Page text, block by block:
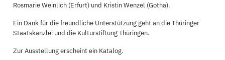
Rosmarie Weinlich (Erfurt) und Kristin Wenzel (Gotha).
Ein Dank für die freundliche Unterstützung geht an die Thüringer
Staatskanzlei und die Kulturstiftung Thüringen.
Zur Ausstellung erscheint ein Katalog.